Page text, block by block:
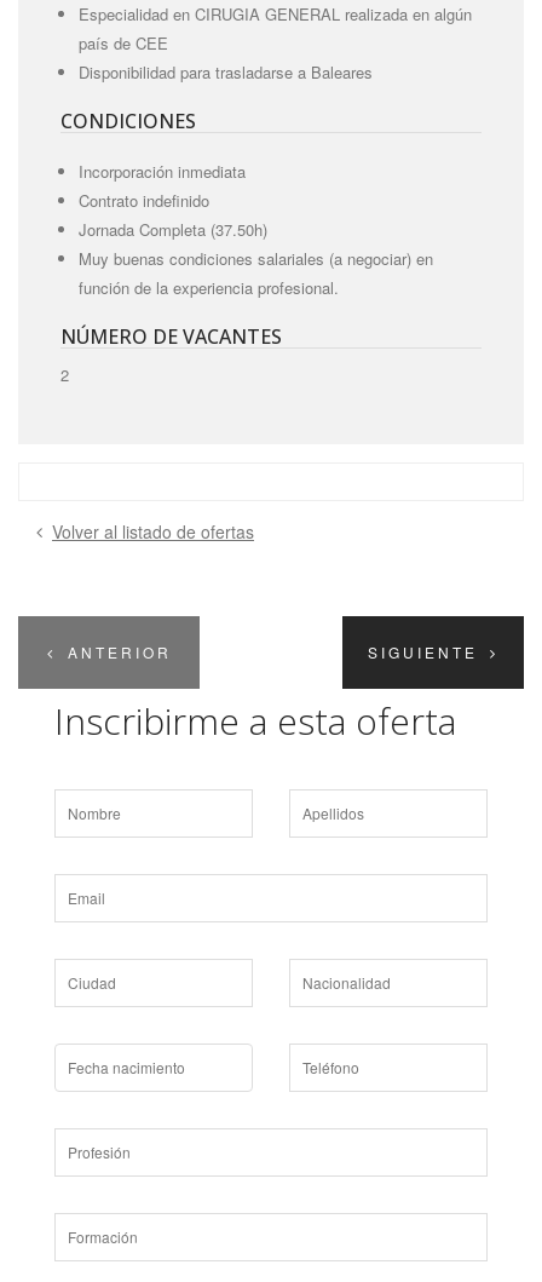
Especialidad en CIRUGIA GENERAL realizada en algún
país de CEE
Disponibilidad para trasladarse a Baleares
CONDICIONES
Incorporación inmediata
Contrato indefinido
Jornada Completa (37.50h)
Muy buenas condiciones salariales (a negociar) en
función de la experiencia profesional.
NÚMERO DE VACANTES
2
Volver al listado de ofertas
ANTERIOR SIGUIENTE
Inscribirme a esta oferta